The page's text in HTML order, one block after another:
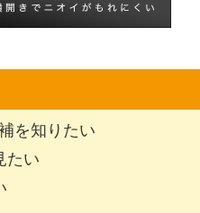
を知りたい
たい